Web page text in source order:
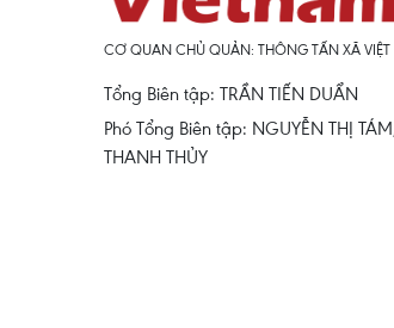
CƠ QUAN CHỦ QUẢN: THÔNG TẤN XÃ
Tổng Biên tập: TRẦN TIẾN DUẨN
Phó Tổng Biên tập: NGUYỄN THỊ
THANH THỦY